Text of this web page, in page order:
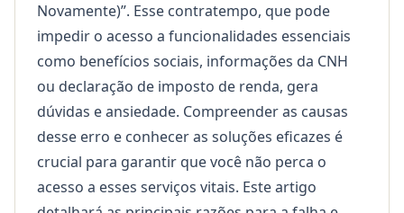
Novamente)”. Esse contratempo, que pode
impedir o acesso a funcionalidades essenciais
como benefícios sociais, informações da CNH
ou declaração de imposto de renda, gera
dúvidas e ansiedade. Compreender as causas
desse erro e conhecer as soluções eficazes é
crucial para garantir que você não perca o
acesso a esses serviços vitais. Este artigo